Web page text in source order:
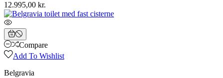
12.995,00 kr.
Compare
Add To Wishlist
Belgravia